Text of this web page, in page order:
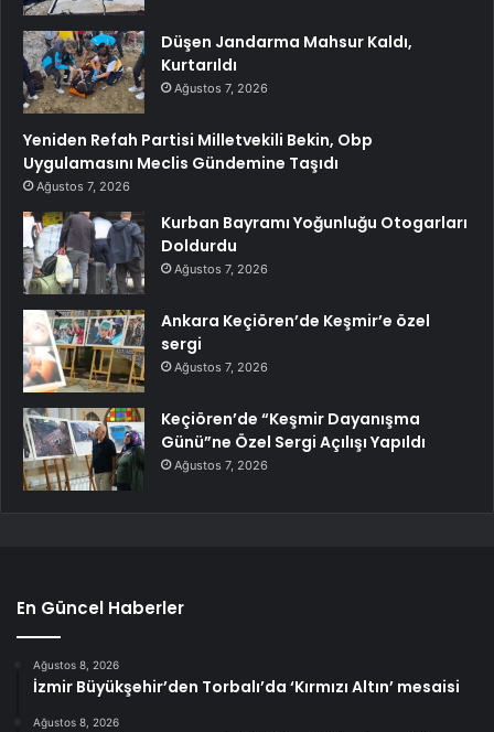
Düşen Jandarma Mahsur Kaldı,
Kurtarıldı
Ağustos 7, 2026
Yeniden Refah Partisi Milletvekili Bekin, Obp
Uygulamasını Meclis Gündemine Taşıdı
Ağustos 7, 2026
Kurban Bayramı Yoğunluğu Otogarları
Doldurdu
Ağustos 7, 2026
Ankara Keçiören’de Keşmir’e özel
sergi
Ağustos 7, 2026
Keçiören’de “Keşmir Dayanışma
Günü”ne Özel Sergi Açılışı Yapıldı
Ağustos 7, 2026
En Güncel Haberler
Ağustos 8, 2026
İzmir Büyükşehir’den Torbalı’da ‘Kırmızı Altın’ mesaisi
Ağustos 8, 2026